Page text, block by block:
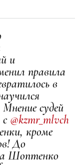
и
правила
в
судей
@kzmr_mlvch
кроме
До
Шоптенко